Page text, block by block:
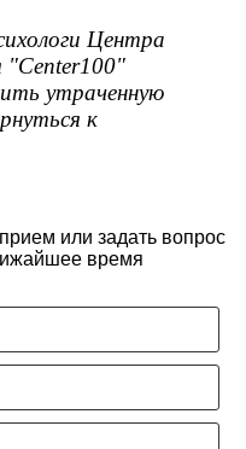
Центра
утраченную
к
или задать вопрос
время